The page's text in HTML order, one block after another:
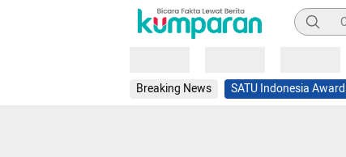
Breaking News SATU Indonesia